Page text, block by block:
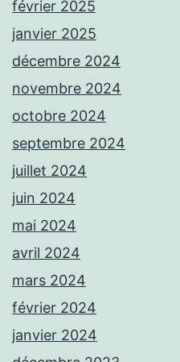
février 2025
janvier 2025
décembre 2024
novembre 2024
octobre 2024
septembre 2024
juillet 2024
juin 2024
mai 2024
avril 2024
mars 2024
février 2024
janvier 2024